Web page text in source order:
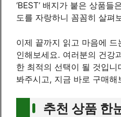
‘BEST’ 배지가 붙은 상품들
도를 자랑하니 꼼꼼히 살펴
이제 끝까지 읽고 마음에
인해보세요. 여러분의 건강
한 최적의 선택이 될 것입
봐주시고, 지금 바로 구매해
추천 상품 한